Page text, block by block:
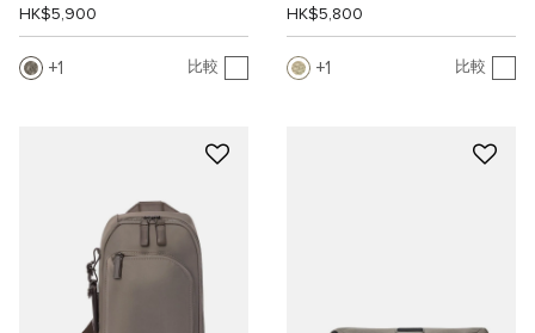
HK$5,900
1 比較
HK$5,800
1 比較